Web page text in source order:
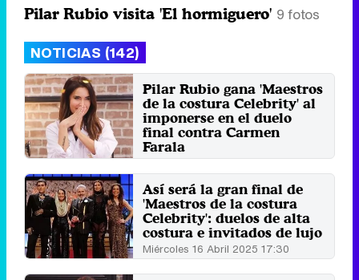
Pilar Rubio visita 'El hormiguero' 9 fotos
NOTICIAS (142)
Pilar Rubio gana 'Maestros
de la costura Celebrity' al
imponerse en el duelo
final contra Carmen
Farala
Jueves 17 Abril 2025 02:04
Así será la gran final de
'Maestros de la costura
Celebrity': duelos de alta
costura e invitados de lujo
Miércoles 16 Abril 2025 17:30